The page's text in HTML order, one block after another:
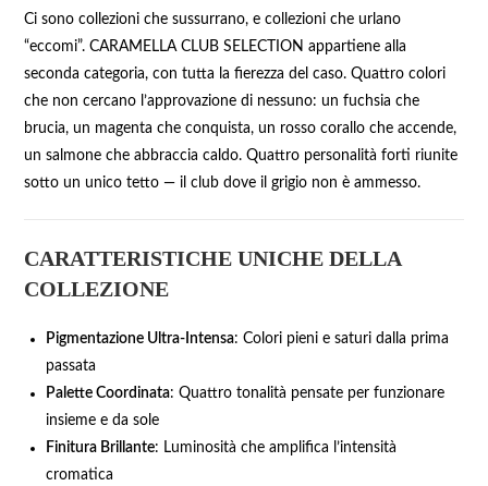
Ci sono collezioni che sussurrano, e collezioni che urlano
“eccomi”. CARAMELLA CLUB SELECTION appartiene alla
seconda categoria, con tutta la fierezza del caso. Quattro colori
che non cercano l’approvazione di nessuno: un fuchsia che
brucia, un magenta che conquista, un rosso corallo che accende,
un salmone che abbraccia caldo. Quattro personalità forti riunite
sotto un unico tetto — il club dove il grigio non è ammesso.
CARATTERISTICHE UNICHE DELLA
COLLEZIONE
Pigmentazione Ultra-Intensa: Colori pieni e saturi dalla prima
passata
Palette Coordinata: Quattro tonalità pensate per funzionare
insieme e da sole
Finitura Brillante: Luminosità che amplifica l’intensità
cromatica